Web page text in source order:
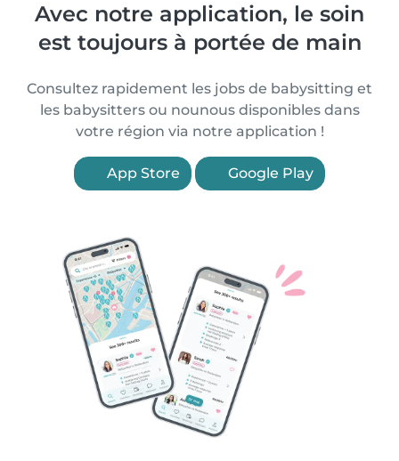
Avec notre application, le soin
est toujours à portée de main
Consultez rapidement les jobs de babysitting et
les babysitters ou nounous disponibles dans
votre région via notre application !
App Store Google Play